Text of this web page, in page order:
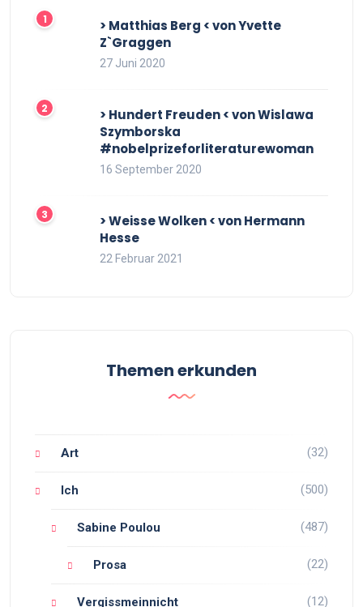
> Matthias Berg < von Yvette
Z`Graggen
27 Juni 2020
> Hundert Freuden < von Wislawa
Szymborska
#nobelprizeforliteraturewoman
16 September 2020
> Weisse Wolken < von Hermann
Hesse
22 Februar 2021
Themen erkunden
Art (32)
Ich (500)
Sabine Poulou (487)
Prosa (22)
Vergissmeinnicht (12)